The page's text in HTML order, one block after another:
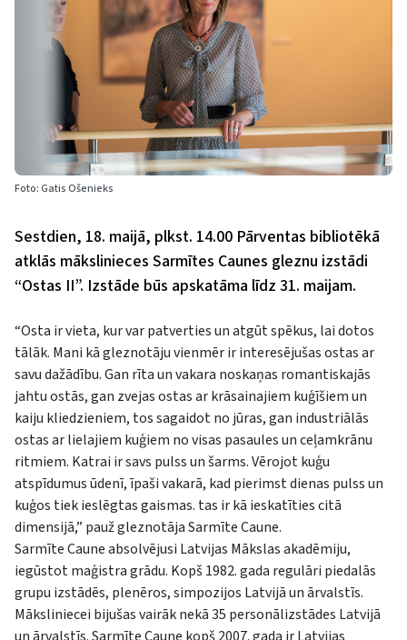
Foto: Gatis Ošenieks
Sestdien, 18. maijā, plkst. 14.00 Pārventas bibliotēkā
atklās mākslinieces Sarmītes Caunes gleznu izstādi
“Ostas II”. Izstāde būs apskatāma līdz 31. maijam.
“Osta ir vieta, kur var patverties un atgūt spēkus, lai dotos
tālāk. Mani kā gleznotāju vienmēr ir interesējušas ostas ar
savu dažādību. Gan rīta un vakara noskaņas romantiskajās
jahtu ostās, gan zvejas ostas ar krāsainajiem kuģīšiem un
kaiju kliedzieniem, tos sagaidot no jūras, gan industriālās
ostas ar lielajiem kuģiem no visas pasaules un ceļamkrānu
ritmiem. Katrai ir savs pulss un šarms. Vērojot kuģu
atspīdumus ūdenī, īpaši vakarā, kad pierimst dienas pulss un
kuģos tiek ieslēgtas gaismas. tas ir kā ieskatīties citā
dimensijā,” pauž gleznotāja Sarmīte Caune.
Sarmīte Caune absolvējusi Latvijas Mākslas akadēmiju,
iegūstot maģistra grādu. Kopš 1982. gada regulāri piedalās
grupu izstādēs, plenēros, simpozijos Latvijā un ārvalstīs.
Māksliniecei bijušas vairāk nekā 35 personālizstādes Latvijā